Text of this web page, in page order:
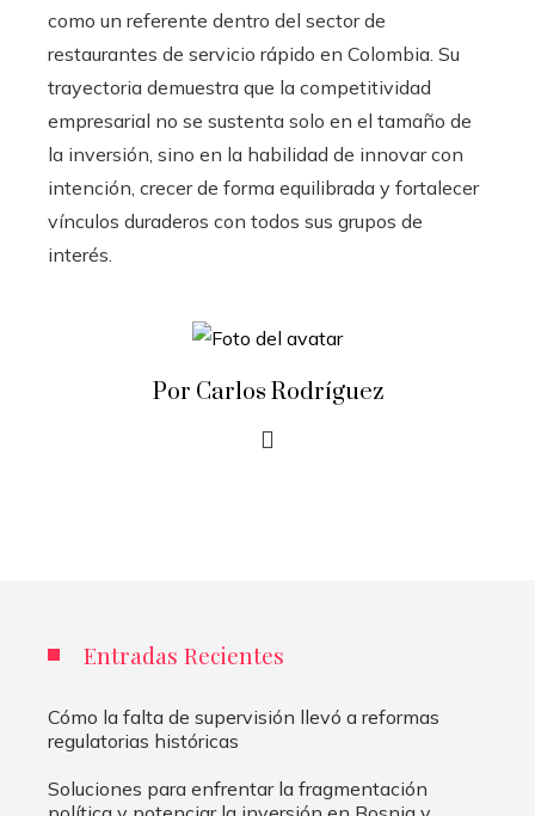
como un referente dentro del sector de
restaurantes de servicio rápido en Colombia. Su
trayectoria demuestra que la competitividad
empresarial no se sustenta solo en el tamaño de
la inversión, sino en la habilidad de innovar con
intención, crecer de forma equilibrada y fortalecer
vínculos duraderos con todos sus grupos de
interés.
Por Carlos Rodríguez
Entradas Recientes
Cómo la falta de supervisión llevó a reformas
regulatorias históricas
Soluciones para enfrentar la fragmentación